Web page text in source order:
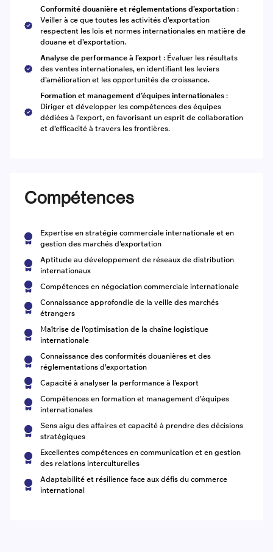
Conformité douanière et réglementations d’exportation :
Veiller à ce que toutes les activités d’exportation
respectent les lois et normes internationales en matière de
douane et d’exportation.
Analyse de performance à l’export : Évaluer les résultats
des ventes internationales, en identifiant les leviers
d’amélioration et les opportunités de croissance.
Formation et management d’équipes internationales :
Diriger et développer les compétences des équipes
dédiées à l’export, en favorisant un esprit de collaboration
et d’efficacité à travers les frontières.
Compétences
Expertise en stratégie commerciale internationale et en
gestion des marchés d’exportation
Aptitude au développement de réseaux de distribution
internationaux
Compétences en négociation commerciale internationale
Connaissance approfondie de la veille des marchés
étrangers
Maîtrise de l’optimisation de la chaîne logistique
internationale
Connaissance des conformités douanières et des
réglementations d’exportation
Capacité à analyser la performance à l’export
Compétences en formation et management d’équipes
internationales
Sens aigu des affaires et capacité à prendre des décisions
stratégiques
Excellentes compétences en communication et en gestion
des relations interculturelles
Adaptabilité et résilience face aux défis du commerce
international